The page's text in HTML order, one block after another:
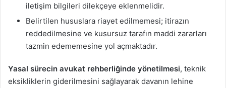
iletişim bilgileri dilekçeye eklenmelidir.
Belirtilen hususlara riayet edilmemesi; itirazın
reddedilmesine ve kusursuz tarafın maddi zararları
tazmin edememesine yol açmaktadır.
Yasal sürecin avukat rehberliğinde yönetilmesi, teknik
eksikliklerin giderilmesini sağlayarak davanın lehine